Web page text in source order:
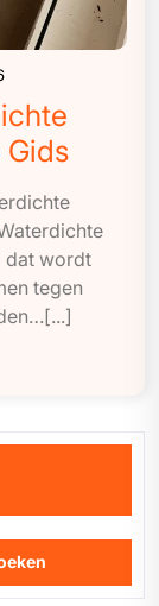
dat wordt
tegen